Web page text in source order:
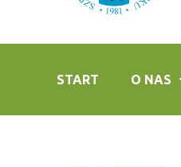
START O NAS